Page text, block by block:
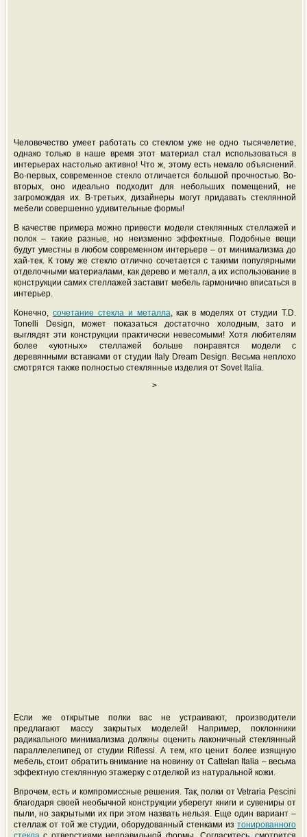
Человечество умеет работать со стеклом уже не одно тысячелетие,
однако только в наше время этот материал стал использоваться в
интерьерах настолько активно! Что ж, этому есть немало объяснений.
Во-первых, современное стекло отличается большой прочностью. Во-
вторых, оно идеально подходит для небольших помещений, не
загромождая их. В-третьих, дизайнеры могут придавать стеклянной
мебели совершенно удивительные формы!
В качестве примера можно привести модели стеклянных стеллажей и
полок – такие разные, но неизменно эффектные. Подобные вещи
будут уместны в любом современном интерьере – от минимализма до
хай-тек. К тому же стекло отлично сочетается с такими популярными
отделочными материалами, как дерево и металл, а их использование в
конструкции самих стеллажей заставит мебель гармонично вписаться в
интерьер.
Конечно, сочетание стекла и металла, как в моделях от студии T.D.
Tonelli Design, может показаться достаточно холодным, зато и
выглядят эти конструкции практически невесомыми! Хотя любителям
более «уютных» стеллажей больше понравятся модели с
деревянными вставками от студии Italy Dream Design. Весьма неплохо
смотрятся также полностью стеклянные изделия от Sovet Italia.
>
Если же открытые полки вас не устраивают, производители
предлагают массу закрытых моделей! Например, поклонники
радикального минимализма должны оценить лаконичный стеклянный
параллелепипед от студии Riflessi. А тем, кто ценит более изящную
мебель, стоит обратить внимание на новинку от Cattelan Italia – весьма
эффектную стеклянную этажерку с отделкой из натуральной кожи.
Впрочем, есть и компромиссные решения. Так, полки от Vetraria Pescini
благодаря своей необычной конструкции уберегут книги и сувениры от
пыли, но закрытыми их при этом назвать нельзя. Еще один вариант –
стеллаж от той же студии, оборудованный стенками изтонированного